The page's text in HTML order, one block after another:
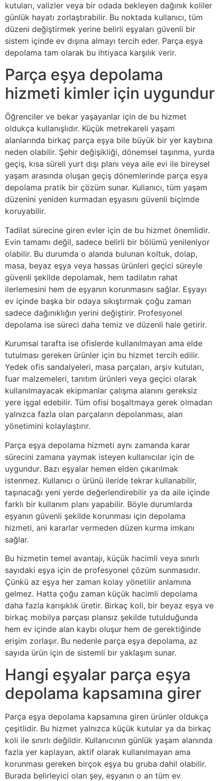
kutuları, valizler veya bir odada bekleyen dağınık koliler
günlük hayatı zorlaştırabilir. Bu noktada kullanıcı, tüm
düzeni değiştirmek yerine belirli eşyaları güvenli bir
sistem içinde ev dışına almayı tercih eder. Parça eşya
depolama tam olarak bu ihtiyaca karşılık verir.
Parça eşya depolama
hizmeti kimler için uygundur
Öğrenciler ve bekar yaşayanlar için de bu hizmet
oldukça kullanışlıdır. Küçük metrekareli yaşam
alanlarında birkaç parça eşya bile büyük bir yer kaybına
neden olabilir. Şehir değişikliği, dönemsel taşınma, yurda
geçiş, kısa süreli yurt dışı planı veya aile evi ile bireysel
yaşam arasında oluşan geçiş dönemlerinde parça eşya
depolama pratik bir çözüm sunar. Kullanıcı, tüm yaşam
düzenini yeniden kurmadan eşyasını güvenli biçimde
koruyabilir.
Tadilat sürecine giren evler için de bu hizmet önemlidir.
Evin tamamı değil, sadece belirli bir bölümü yenileniyor
olabilir. Bu durumda o alanda bulunan koltuk, dolap,
masa, beyaz eşya veya hassas ürünleri geçici süreyle
güvenli şekilde depolamak, hem tadilatın rahat
ilerlemesini hem de eşyanın korunmasını sağlar. Eşyayı
ev içinde başka bir odaya sıkıştırmak çoğu zaman
sadece dağınıklığın yerini değiştirir. Profesyonel
depolama ise süreci daha temiz ve düzenli hale getirir.
Kurumsal tarafta ise ofislerde kullanılmayan ama elde
tutulması gereken ürünler için bu hizmet tercih edilir.
Yedek ofis sandalyeleri, masa parçaları, arşiv kutuları,
fuar malzemeleri, tanıtım ürünleri veya geçici olarak
kullanılmayacak ekipmanlar çalışma alanını gereksiz
yere işgal edebilir. Tüm ofisi boşaltmaya gerek olmadan
yalnızca fazla olan parçaların depolanması, alan
yönetimini kolaylaştırır.
Parça eşya depolama hizmeti aynı zamanda karar
sürecini zamana yaymak isteyen kullanıcılar için de
uygundur. Bazı eşyalar hemen elden çıkarılmak
istenmez. Kullanıcı o ürünü ileride tekrar kullanabilir,
taşınacağı yeni yerde değerlendirebilir ya da aile içinde
farklı bir kullanım planı yapabilir. Böyle durumlarda
eşyanın güvenli şekilde korunması için depolama
hizmeti, ani kararlar vermeden düzen kurma imkanı
sağlar.
Bu hizmetin temel avantajı, küçük hacimli veya sınırlı
sayıdaki eşya için de profesyonel çözüm sunmasıdır.
Çünkü az eşya her zaman kolay yönetilir anlamına
gelmez. Hatta çoğu zaman küçük hacimli depolama
daha fazla karışıklık üretir. Birkaç koli, bir beyaz eşya ve
birkaç mobilya parçası plansız şekilde tutulduğunda
hem ev içinde alan kaybı oluşur hem de gerektiğinde
erişim zorlaşır. Bu nedenle parça eşya depolama, az
sayıda ürün için de sistemli bir yaklaşım sunar.
Hangi eşyalar parça eşya
depolama kapsamına girer
Parça eşya depolama kapsamına giren ürünler oldukça
çeşitlidir. Bu hizmet yalnızca küçük kutular ya da birkaç
koli ile sınırlı değildir. Kullanıcının günlük yaşam alanında
fazla yer kaplayan, aktif olarak kullanılmayan ama
korunması gereken birçok eşya bu gruba dahil olabilir.
Burada belirleyici olan şey, eşyanın o an tüm ev